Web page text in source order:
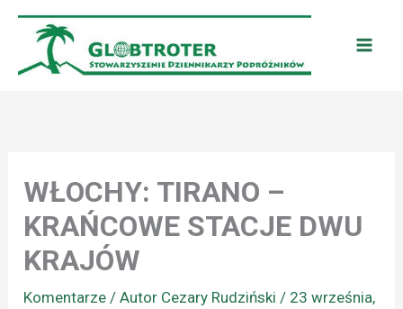
Przejdź
treści
WŁOCHY: TIRANO –
KRAŃCOWE STACJE DWU
KRAJÓW
Komentarze / Autor Cezary Rudziński/ 23 września,